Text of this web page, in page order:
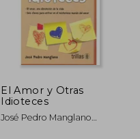
El Amor y Otras
Idioteces
José Pedro Manglano